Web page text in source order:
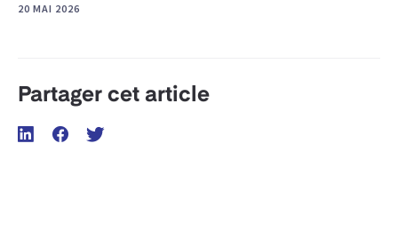
20 MAI 2026
Partager cet article